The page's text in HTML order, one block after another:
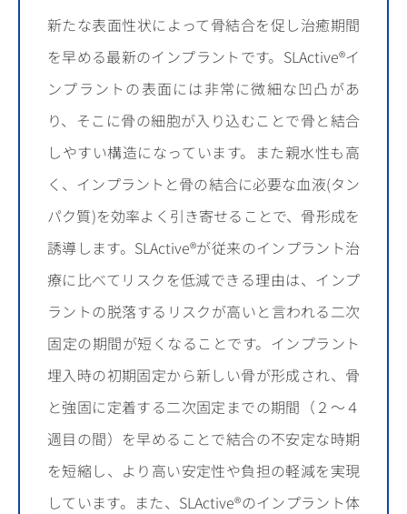
新たな表面性状によって骨結合を促し治癒期間
を早める最新のインプラントです。SLActive®イ
ンプラントの表面には非常に微細な凹凸があ
り、そこに骨の細胞が入り込むことで骨と結合
しやすい構造になっています。また親水性も高
く、インプラントと骨の結合に必要な血液(タン
パク質)を効率よく引き寄せることで、骨形成を
誘導します。SLActive®が従来のインプラント治
療に比べてリスクを低減できる理由は、インプ
ラントの脱落するリスクが高いと言われる二次
固定の期間が短くなることです。インプラント
埋入時の初期固定から新しい骨が形成され、骨
と強固に定着する二次固定までの期間（２～４
週目の間）を早めることで結合の不安定な時期
を短縮し、より高い安定性や負担の軽減を実現
しています。また、SLActive®のインプラント体